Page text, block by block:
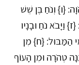
{ו} וְנֹחַ בֶּן שֵׁשׁ
וַיָּבֹא נֹחַ וּבָנָיו
הַמַּבּוּל: {ח} מִן
טְהֹרָה וּמִן הָעוֹף